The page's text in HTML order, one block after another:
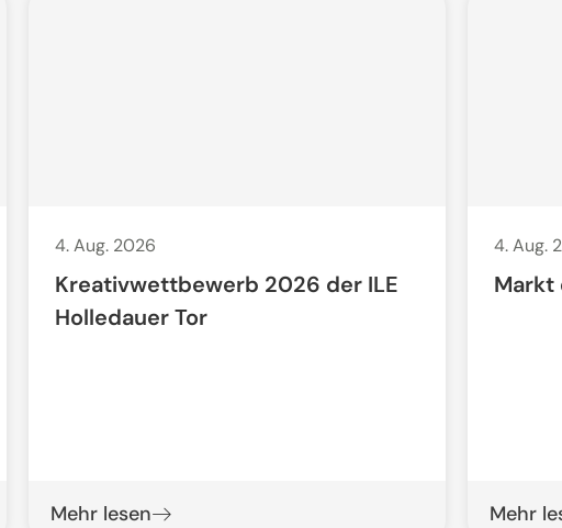
4. Aug. 2026
Kreativwettbewerb 2026 der ILE
Holledauer Tor
Mehr lesen
4. Aug.
Markt
Mehr